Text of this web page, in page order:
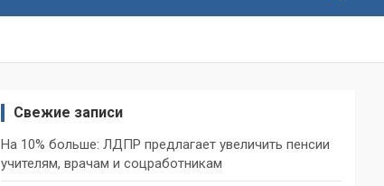
Свежие записи
На 10% больше: ЛДПР предлагает увеличить пенсии
учителям, врачам и соцработникам